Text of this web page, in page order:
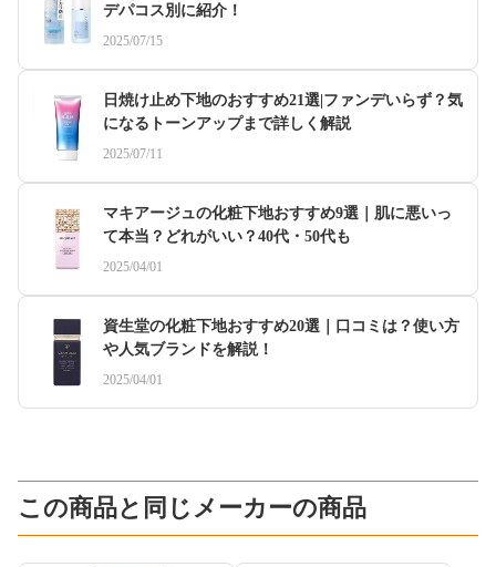
デパコス別に紹介！
2025/07/15
日焼け止め下地のおすすめ21選|ファンデいらず？気
になるトーンアップまで詳しく解説
2025/07/11
マキアージュの化粧下地おすすめ9選｜肌に悪いっ
て本当？どれがいい？40代・50代も
2025/04/01
資生堂の化粧下地おすすめ20選｜口コミは？使い方
や人気ブランドを解説！
2025/04/01
この商品と同じメーカーの商品